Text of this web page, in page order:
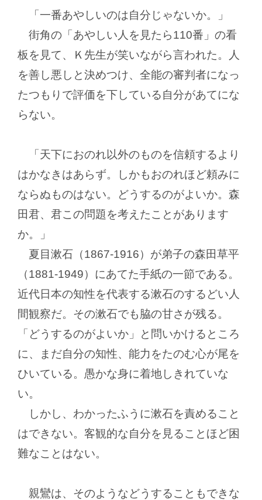
「一番あやしいのは自分じゃないか。」
街角の「あやしい人を見たら110番」の看
板を見て、Ｋ先生が笑いながら言われた。人
を善し悪しと決めつけ、全能の審判者になっ
たつもりで評価を下している自分があてにな
らない。
「天下におのれ以外のものを信頼するより
はかなきはあらず。しかもおのれほど頼みに
ならぬものはない。どうするのがよいか。森
田君、君この問題を考えたことがあります
か。」
夏目漱石（1867-1916）が弟子の森田草平
（1881-1949）にあてた手紙の一節である。
近代日本の知性を代表する漱石のするどい人
間観察だ。その漱石でも脇の甘さが残る。
「どうするのがよいか」と問いかけるところ
に、まだ自分の知性、能力をたのむ心が尾を
ひいている。愚かな身に着地しきれていな
い。
しかし、わかったふうに漱石を責めること
はできない。客観的な自分を見ることほど困
難なことはない。
親鸞は、そのようなどうすることもできな